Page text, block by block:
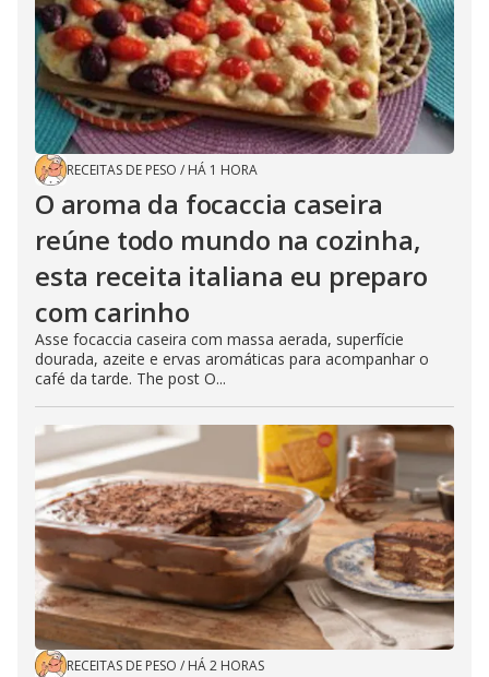
RECEITAS DE PESO / HÁ 1 HORA
O aroma da focaccia caseira
reúne todo mundo na cozinha,
esta receita italiana eu preparo
com carinho
Asse focaccia caseira com massa aerada, superfície
dourada, azeite e ervas aromáticas para acompanhar o
café da tarde. The post O...
RECEITAS DE PESO / HÁ 2 HORAS